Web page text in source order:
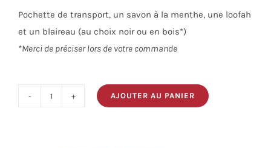
Pochette de transport, un savon à la menthe, une loofah
et un blaireau (au choix noir ou en bois*)
*Merci de préciser lors de votre commande
AJOUTER AU PANIER